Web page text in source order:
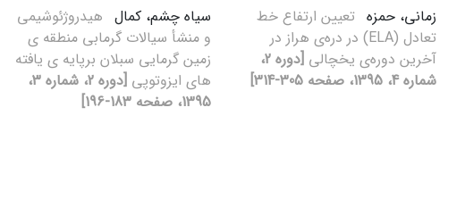
زمانی، حمزه تعیین ارتفاع خط
تعادل (ELA) در دره‌ی هراز در
آخرین دوره‌ی یخچالی
[دوره 2،
شماره 4، 1395، صفحه 305-314]
سیاه چشم، کمال هیدروژئوشیمی
و منشأ سیالات گرمابی منطقه ی
زمین گرمایی سبلان برپایه ی یافته
های ایزوتوپی
[دوره 2، شماره 3،
1395، صفحه 183-196]